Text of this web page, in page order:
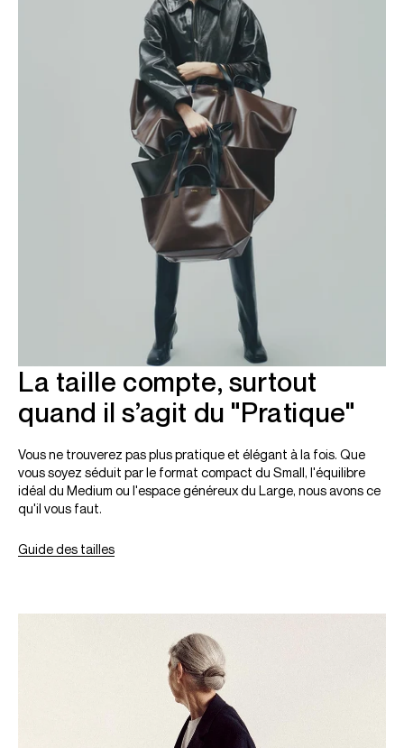
La taille compte, surtout
quand il s’agit du "Pratique"
Vous ne trouverez pas plus pratique et élégant à la fois. Que
vous soyez séduit par le format compact du Small, l'équilibre
idéal du Medium ou l'espace généreux du Large, nous avons ce
qu'il vous faut.
Guide des tailles